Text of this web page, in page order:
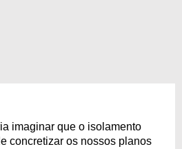
imaginar que o isolamento
concretizar os nossos planos